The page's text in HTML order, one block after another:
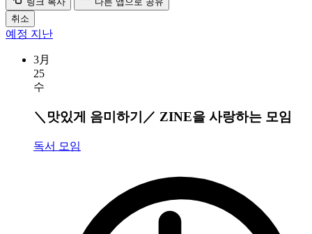
취소
예정 지난
3月
25
수
＼맛있게 음미하기／ ZINE을 사랑하는 모임
독서 모임